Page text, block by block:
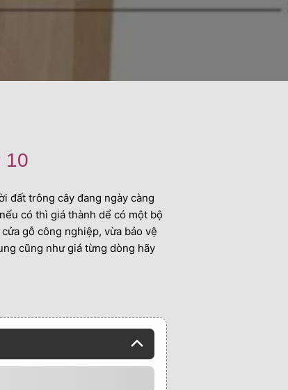
10
đất trông cây đang ngày càng
có thì giá thành dể có một bộ
gỗ công nghiệp, vừa bảo vệ
cũng như giá từng dòng hãy